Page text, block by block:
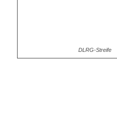
DLRG-Streife